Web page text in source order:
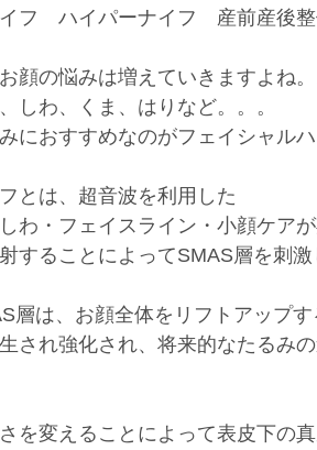
フ　ハイパーナイフ　産前産後
顔の悩みは増えていきますよね。
しわ、くま、はりなど。。。
におすすめなのがフェイシャルハ
とは、超音波を利用した
わ・フェイスライン・小顔ケア
することによってSMAS層を刺
層は、お顔全体をリフトアップ
され強化され、将来的なたるみ
を変えることによって表皮下の